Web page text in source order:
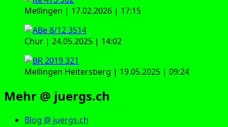
Mellingen | 17.02.2026 | 17:15
Chur | 24.05.2025 | 14:02
Mellingen Heitersberg | 19.05.2025 | 09:24
Mehr @ juergs.ch
Blog @ juergs.ch